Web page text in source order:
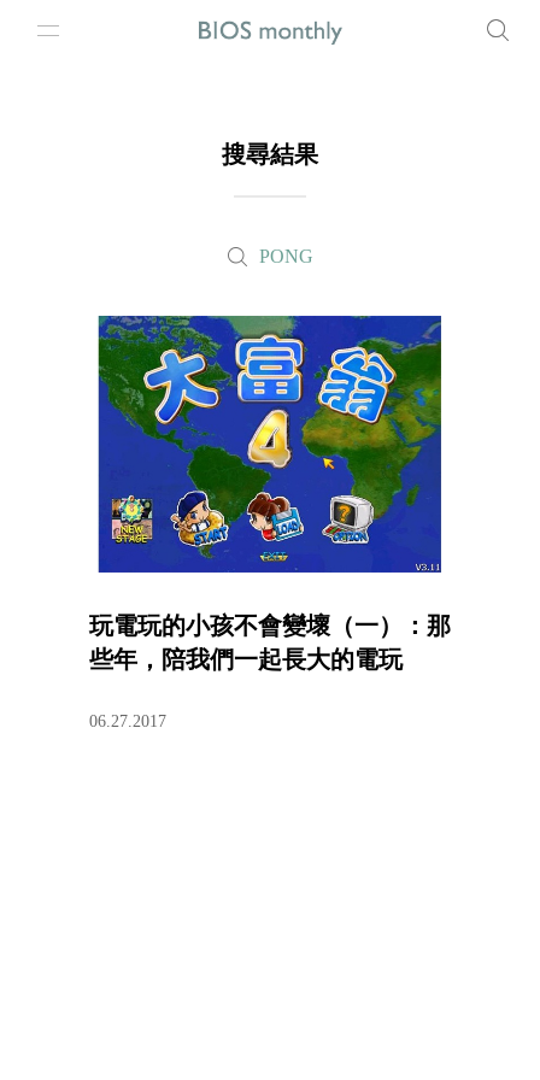
搜尋結果
PONG
玩電玩的小孩不會變壞（一）：那
些年，陪我們一起長大的電玩
06.27.2017